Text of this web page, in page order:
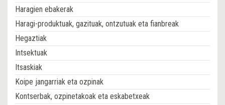
Haragien ebakerak
Haragi-produktuak, gazituak, ontzutuak eta fianbreak
Hegaztiak
Intsektuak
Itsaskiak
Koipe jangarriak eta ozpinak
Kontserbak, ozpinetakoak eta eskabetxeak